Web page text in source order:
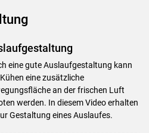
eine gute Auslaufgestaltung kann
eine zusätzliche
an der frischen Luft
werden. In diesem Video erhalten
Gestaltung eines Auslaufes.